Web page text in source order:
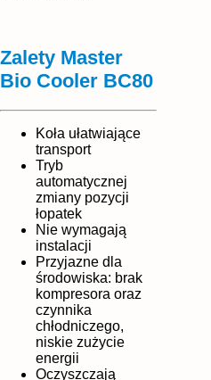
Zalety Master
Bio Cooler BC80
Koła ułatwiające
transport
Tryb
automatycznej
zmiany pozycji
łopatek
Nie wymagają
instalacji
Przyjazne dla
środowiska: brak
kompresora oraz
czynnika
chłodniczego,
niskie zużycie
energii
Oczyszczają